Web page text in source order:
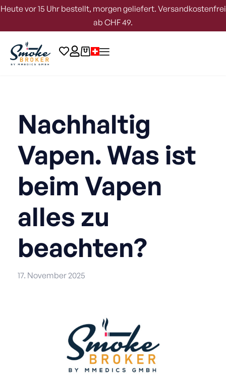
Heute vor 15 Uhr bestellt, morgen geliefert. Versandkostenfrei
ab CHF 49.
Nachhaltig
Vapen. Was ist
beim Vapen
alles zu
beachten?
17. November 2025